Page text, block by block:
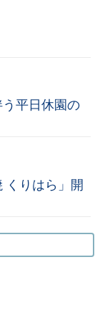
平日休園の
くりはら」開